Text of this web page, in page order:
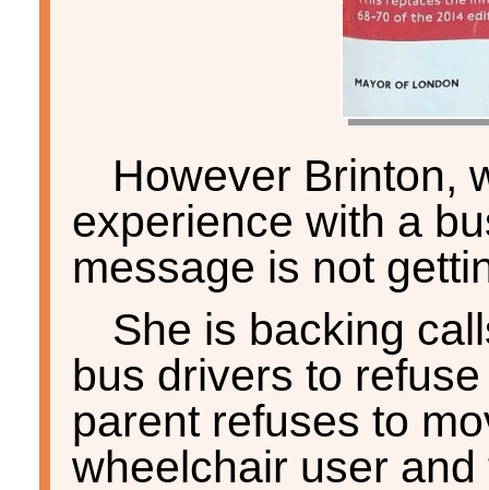
However Brinton,
experience with a
message is not
She is backing
bus drivers to
parent refuses to
wheelchair user